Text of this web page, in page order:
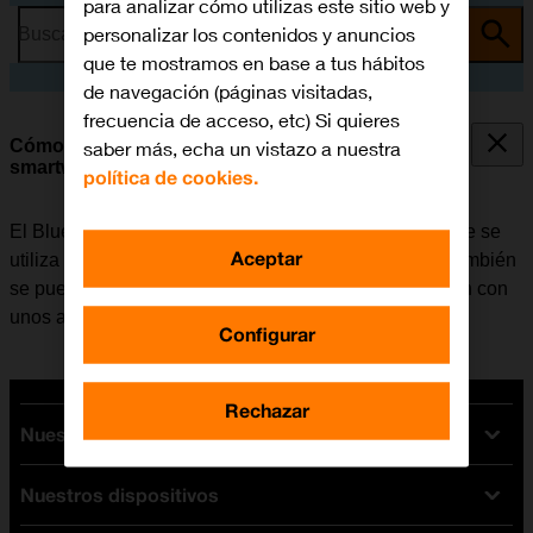
Busca por problema o tema
Cómo vincular un dispositivo Bluetooth al
smartwatch
El Bluetooth es una forma de conexión inalámbrica que se
utiliza para establecer conexión con el smartwatch. También
se puede utilizar el Bluetooth para establecer conexión con
unos auriculares inalámbricos.
Nuestras tarifas
Tarifas Orange
Nuestros dispositivos
para analizar cómo utilizas este sitio web y
personalizar los contenidos y anuncios
que te mostramos en base a tus hábitos
de navegación (páginas visitadas,
frecuencia de acceso, etc) Si quieres
saber más, echa un vistazo a nuestra
política de cookies.
Configurar
Rechazar
Aceptar